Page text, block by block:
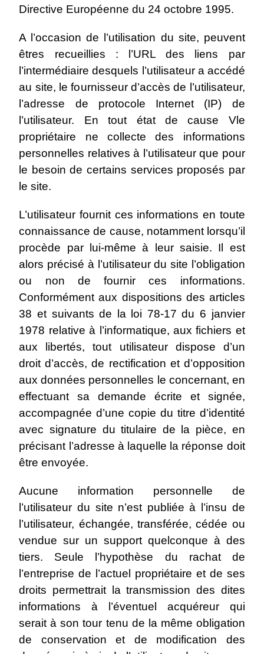
Directive Européenne du 24 octobre 1995.
A l’occasion de l’utilisation du site, peuvent
êtres recueillies : l’URL des liens par
l’intermédiaire desquels l’utilisateur a accédé
au site, le fournisseur d’accès de l’utilisateur,
l’adresse de protocole Internet (IP) de
l’utilisateur. En tout état de cause Vle
propriétaire ne collecte des informations
personnelles relatives à l’utilisateur que pour
le besoin de certains services proposés par
le site.
L’utilisateur fournit ces informations en toute
connaissance de cause, notamment lorsqu’il
procède par lui-même à leur saisie. Il est
alors précisé à l’utilisateur du site l’obligation
ou non de fournir ces informations.
Conformément aux dispositions des articles
38 et suivants de la loi 78-17 du 6 janvier
1978 relative à l’informatique, aux fichiers et
aux libertés, tout utilisateur dispose d’un
droit d’accès, de rectification et d’opposition
aux données personnelles le concernant, en
effectuant sa demande écrite et signée,
accompagnée d’une copie du titre d’identité
avec signature du titulaire de la pièce, en
précisant l’adresse à laquelle la réponse doit
être envoyée.
Aucune information personnelle de
l’utilisateur du site n’est publiée à l’insu de
l’utilisateur, échangée, transférée, cédée ou
vendue sur un support quelconque à des
tiers. Seule l’hypothèse du rachat de
l’entreprise de l’actuel propriétaire et de ses
droits permettrait la transmission des dites
informations à l’éventuel acquéreur qui
serait à son tour tenu de la même obligation
de conservation et de modification des